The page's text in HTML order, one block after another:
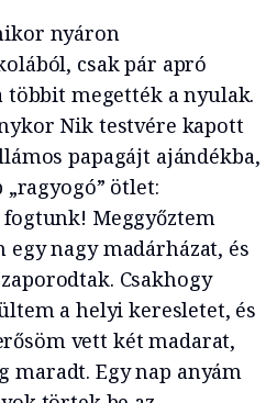
nyáron
csak pár apró
megették a nyulak.
Nik testvére kapott
papagájt ajándékba,
ötlet:
fogtunk! Meggyőztem
egy nagy madárházat, és
Csakhogy
a helyi keresletet, és
vett két madarat,
maradt. Egy nap anyám